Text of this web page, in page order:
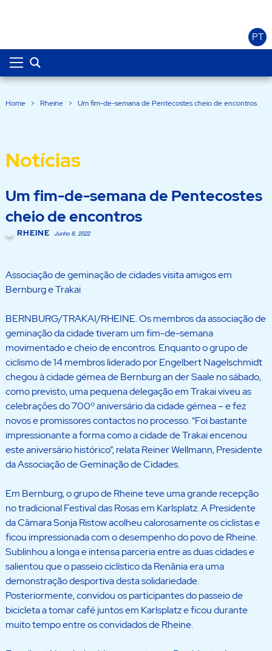
PT
Home > Rheine > Um fim-de-semana de Pentecostes cheio de encontros
Notícias
Um fim-de-semana de Pentecostes
cheio de encontros
RHEINE Junho 8, 2022
Associação de geminação de cidades visita amigos em
Bernburg e Trakai
BERNBURG/TRAKAI/RHEINE. Os membros da associação de
geminação da cidade tiveram um fim-de-semana
movimentado e cheio de encontros. Enquanto o grupo de
ciclismo de 14 membros liderado por Engelbert Nagelschmidt
chegou à cidade gémea de Bernburg an der Saale no sábado,
como previsto, uma pequena delegação em Trakai viveu as
celebrações do 700º aniversário da cidade gémea – e fez
novos e promissores contactos no processo. “Foi bastante
impressionante a forma como a cidade de Trakai encenou
este aniversário histórico”, relata Reiner Wellmann, Presidente
da Associação de Geminação de Cidades.
Em Bernburg, o grupo de Rheine teve uma grande recepção
no tradicional Festival das Rosas em Karlsplatz. A Presidente
da Câmara Sonja Ristow acolheu calorosamente os ciclistas e
ficou impressionada com o desempenho do povo de Rheine.
Sublinhou a longa e intensa parceria entre as duas cidades e
salientou que o passeio ciclístico da Renânia era uma
demonstração desportiva desta solidariedade.
Posteriormente, convidou os participantes do passeio de
bicicleta a tomar café juntos em Karlsplatz e ficou durante
muito tempo entre os convidados de Rheine.